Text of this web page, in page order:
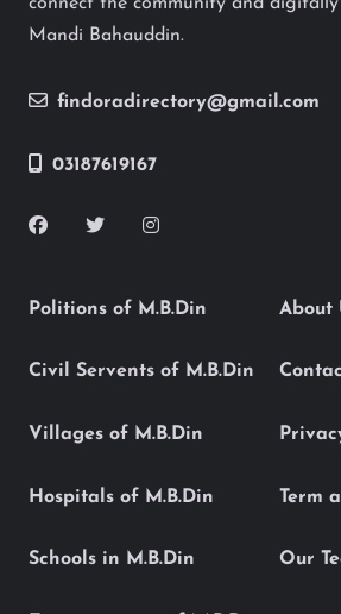
connect the community and digitally
Mandi Bahauddin.
findoradirectory@gmail.com
03187619167
Politions of M.B.Din
Civil Servents of M.B.Din
Villages of M.B.Din
Hospitals of M.B.Din
Schools in M.B.Din
About
Term
Our